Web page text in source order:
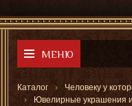
МЕНЮ
Каталог Человеку у
Ювелирные украшения